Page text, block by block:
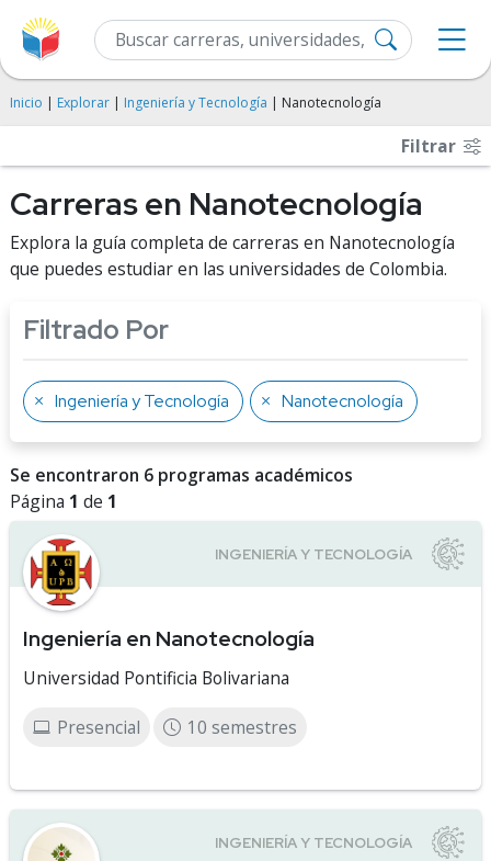
Inicio | Explorar | Ingeniería y Tecnología | Nanotecnología
Filtrar
Carreras en Nanotecnología
Explora la guía completa de carreras en Nanotecnología
que puedes estudiar en las universidades de Colombia.
Filtrado Por
Ingeniería y Tecnología Nanotecnología
Se encontraron 6 programas académicos
Página 1 de 1
Ingeniería en Nanotecnología
Universidad Pontificia Bolivariana
Presencial 10 semestres